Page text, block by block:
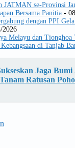
JATMAN se-Provinsi
Bersama Panitia -
dengan PPI
2026
Melayu dan Tionghoa
di Tanjab
Jaga
Ratusan